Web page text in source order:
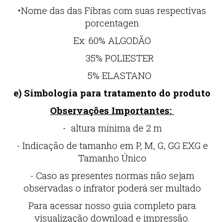
•Nome das das Fibras com suas respectivas
porcentagen
Ex: 60% ALGODÃO
35% POLIESTER
5% ELASTANO
e) Simbologia para tratamento do produto
Observações Importantes:
- altura mínima de 2 m
- Indicação de tamanho em P, M, G, GG EXG e
Tamanho Único
- Caso as presentes normas não sejam
observadas o infrator poderá ser multado
Para acessar nosso guia completo para
visualização download e impressão.